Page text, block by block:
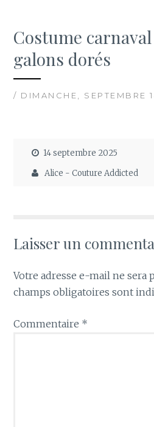
Costume
galons dorés
/ DIMANCHE, SEPTEMBRE
14 septembre 2025
Alice - Couture Addicted
Laisser un
Votre adresse e-mail ne sera
champs obligatoires sont
Commentaire *